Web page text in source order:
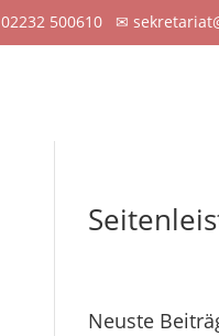
02232 500610 ✉
Neuste